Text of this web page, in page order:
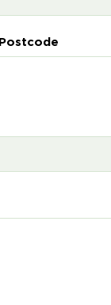
Postcode